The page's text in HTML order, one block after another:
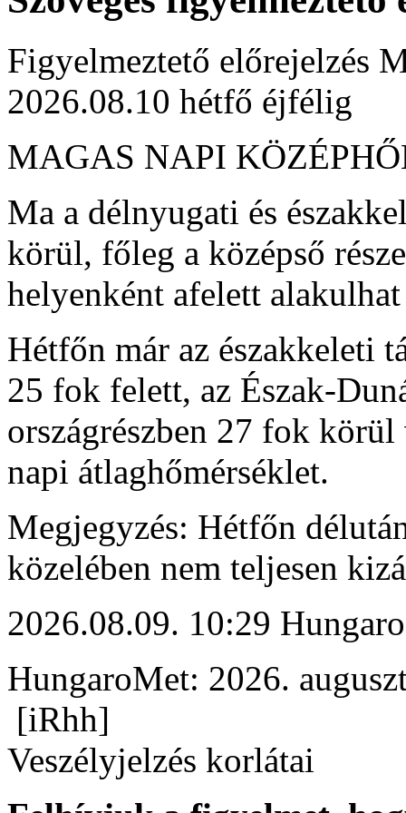
Figyelmeztető előrejelzés
2026.08.10 hétfő éjfélig
MAGAS NAPI
Ma a délnyugati és
körül, főleg a középső
helyenként afelett
Hétfőn már az északkeleti
25 fok felett, az Észak-
országrészben 27 fok
napi átlaghőmérséklet.
Megjegyzés: Hétfőn
közelében nem teljesen
2026.08.09. 10:29
HungaroMet: 2026.
[iRhh]
Veszélyjelzés korlátai